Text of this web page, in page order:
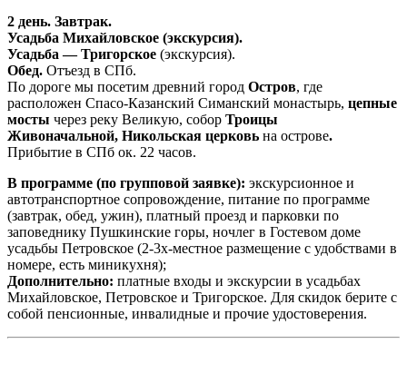
2 день. Завтрак.
Усадьба Михайловское (экскурсия).
Усадьба — Тригорское (экскурсия).
Обед. Отъезд в СПб.
По дороге мы посетим древний город Остров, где
расположен Спасо-Казанский Симанский монастырь, цепные
мосты через реку Великую, собор Троицы
Живоначальной, Никольская церковь на острове.
Прибытие в СПб ок. 22 часов.
В программе (по групповой заявке): экскурсионное и
автотранспортное сопровождение, питание по программе
(завтрак, обед, ужин), платный проезд и парковки по
заповеднику Пушкинские горы, ночлег в Гостевом доме
усадьбы Петровское (2-3х-местное размещение с удобствами в
номере, есть миникухня);
Дополнительно: платные входы и экскурсии в усадьбах
Михайловское, Петровское и Тригорское. Для скидок берите с
собой пенсионные, инвалидные и прочие удостоверения.